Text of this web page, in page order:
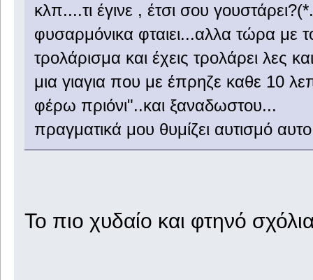
κλπ....τι έγινε , έτσι σου
φυσαρμόνικα φταιει...αλλα τώρα με
τρολάρισμα και έχεις τρολάρει λες
μια γιαγια που με έπρηζε καθε 10
φέρω πριόνι"..και ξαναδωστου...
πραγματικά μου θυμίζει αυτισμό
Το πιο χυδαίο και φτηνό